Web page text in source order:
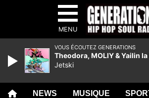
MENU
NEWS MUSIQUE
VOUS ÉCOUTEZ GENERATIONS
Theodora, MOLIY & Yailin
Jetski